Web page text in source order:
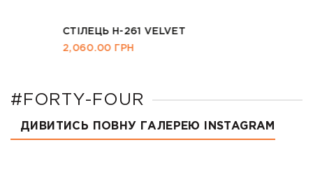
СТІЛЕЦЬ H-261 VELVET
ГРН
#FORTY-FOUR
ДИВИТИСЬ ПОВНУ ГАЛЕРЕЮ INSTAGRAM